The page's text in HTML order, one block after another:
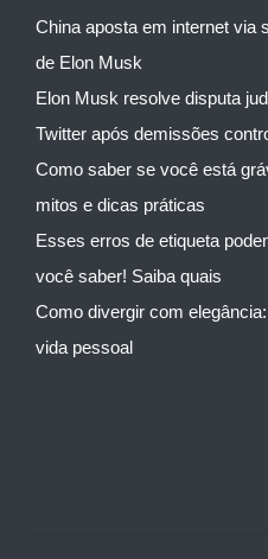
China aposta em internet via
de Elon Musk
Elon Musk resolve disputa
Twitter após demissões
Como saber se você está
mitos e dicas práticas
Esses erros de etiqueta
você saber! Saiba quais
Como divergir com
vida pessoal